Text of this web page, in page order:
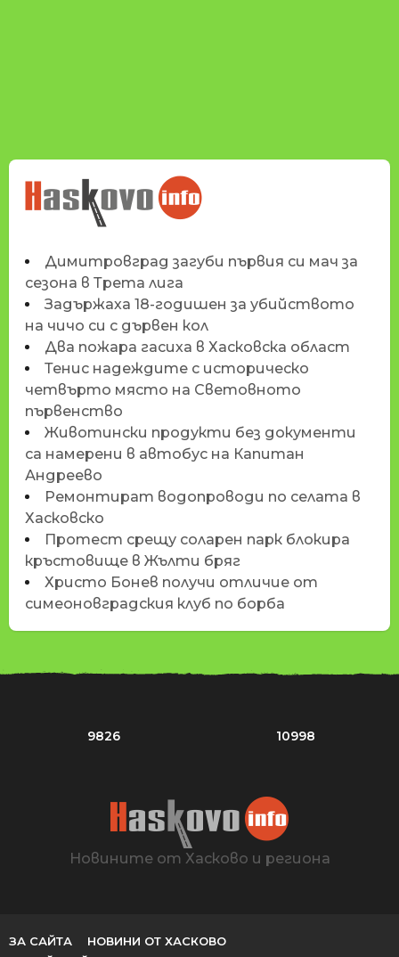
НОВИНИТЕ НА
HASKOVO.INFO
Димитровград загуби първия си мач за
сезона в Трета лига
Задържаха 18-годишен за убийството
на чичо си с дървен кол
Два пожара гасиха в Хасковска област
Тенис надеждите с историческо
четвърто място на Световното
първенство
Животински продукти без документи
са намерени в автобус на Капитан
Андреево
Ремонтират водопроводи по селата в
Хасковско
Протест срещу соларен парк блокира
кръстовище в Жълти бряг
Христо Бонев получи отличие от
симеоновградския клуб по борба
9826 10998
Новините от Хасково и региона
ЗА САЙТА
НОВИНИ ОТ ХАСКОВО